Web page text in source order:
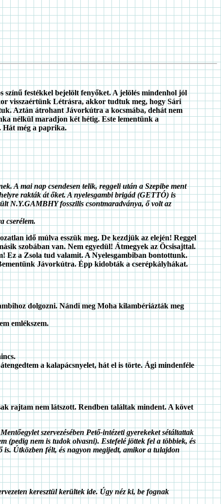
festékkel bejelölt fenyőket. A jelölés mindenhol jól
visszaértünk Létrásra, akkor tudtuk meg, hogy Sári
Aztán átrohant Jávorkútra a kocsmába, dehát nem
nélkül maradjon két hétig. Este lementünk a
Hát még a paprika.
A mai nap csendesen telik, reggeli után a Szepibe ment
rakták át őket. A nyelesgambi brigád (GETTÓ) is
N.Y.GAMBHY fosszilis csontmaradványa, ő volt az
cserélem.
idő múlva esszük meg. De kezdjük az elején! Reggel
szobában van. Nem egyedül! Átmegyek az Öcsisajttal.
Ez a Zsola tud valamit. A Nyelesgambiban bontottunk.
Jávorkútra. Épp kidobták a cserépkályhákat.
dolgozni. Nándi meg Moha kilambériázták meg
emlékszem.
a kalapácsnyelet, hát el is törte. Ági mindenféle
rajtam nem látszott. Rendben találtak mindent. A követ
szervezésében Pető-intézeti gyerekeket sétáltattak
(pedig nem is tudok olvasni). Estefelé jöttek fel a többiek, és
Útközben félt, és nagyon megijedt, amikor a tulajdon
keresztül kerültek ide. Úgy néz ki, be fognak